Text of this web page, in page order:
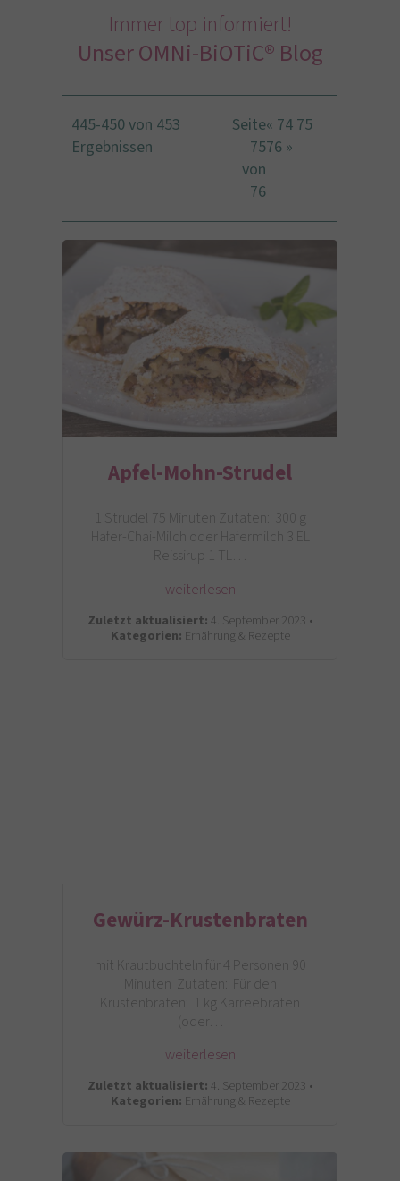
Immer top informiert!
Unser OMNi-BiOTiC® Blog
445-450 von 453
Ergebnissen
Seite
75
von
76
« 74 75
76 »
Apfel-Mohn-Strudel
1 Strudel 75 Minuten Zutaten: 300 g
Hafer-Chai-Milch oder Hafermilch 3 EL
Reissirup 1 TL…
weiterlesen
Zuletzt aktualisiert: 4. September 2023 •
Kategorien: Ernährung & Rezepte
Gewürz-Krustenbraten
mit Krautbuchteln für 4 Personen 90
Minuten Zutaten: Für den
Krustenbraten: 1 kg Karreebraten
(oder…
weiterlesen
Zuletzt aktualisiert: 4. September 2023 •
Kategorien: Ernährung & Rezepte